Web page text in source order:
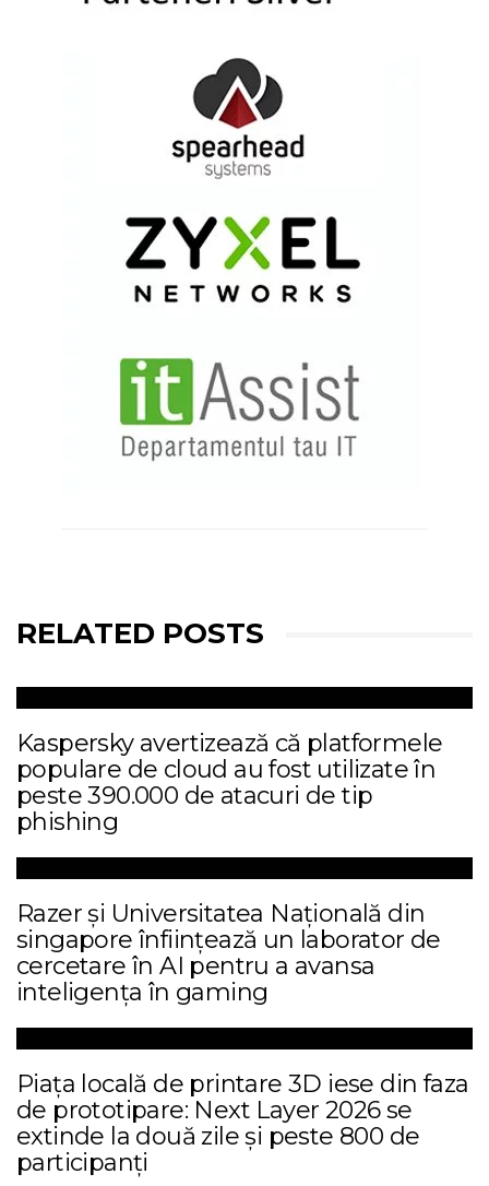
RELATED POSTS
Kaspersky avertizează că platformele
populare de cloud au fost utilizate în
peste 390.000 de atacuri de tip
phishing
Razer și Universitatea Națională din
singapore înființează un laborator de
cercetare în AI pentru a avansa
inteligența în gaming
Piața locală de printare 3D iese din faza
de prototipare: Next Layer 2026 se
extinde la două zile și peste 800 de
participanți